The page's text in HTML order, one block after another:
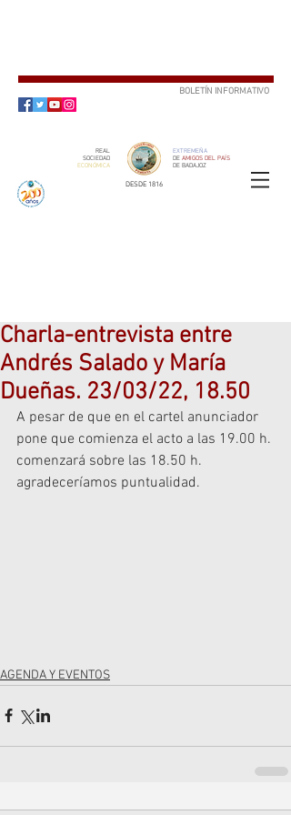
BOLETÍN INFORMATIVO
REAL
SOCIEDAD
ECONÓMICA
EXTREMEÑA
DE AMIGOS DEL PAÍS
DE BADAJOZ
DESDE 1816
Charla-entrevista entre
Andrés Salado y María
Dueñas. 23/03/22, 18.50
A pesar de que en el cartel anunciador
pone que comienza el acto a las 19.00 h.
comenzará sobre las 18.50 h.
agradeceríamos puntualidad.
AGENDA Y EVENTOS